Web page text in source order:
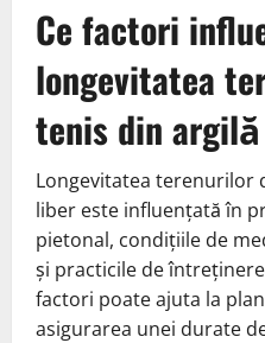
Ce factori
longevitatea
tenis din
Longevitatea terenurilor
liber este influențată în
pietonal, condițiile de
și practicile de
factori poate ajuta la
asigurarea unei durate